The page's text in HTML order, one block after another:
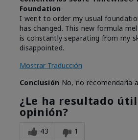
Foundation
I went to order my usual
has changed. This new formula
is constantly separating from my
disappointed.
Mostrar Traducción
Conclusión No, no recomendaría
¿Le ha resultado
opinión?
43 1